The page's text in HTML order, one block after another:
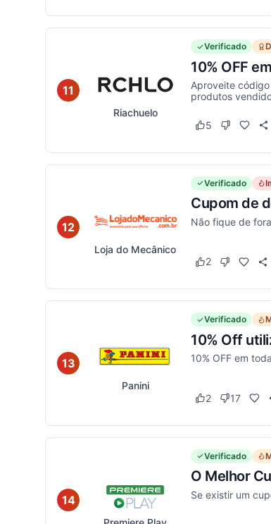
11
Riachuelo
Verificado
10% OFF
Aproveite
produtos
Este cupom
5 Este
12
Loja do Mecânico
Verificado
Cupom de
Não fique de
Este cupom
2 Este
13
Panini
Verificado
10% Off
10% OFF em
Este cupom
2 Este
17
14
Verificado
O Melhor
Se existir um